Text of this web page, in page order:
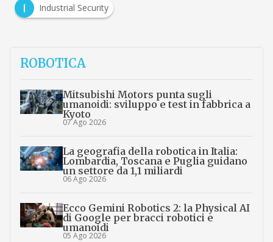
I
Industrial Security
ROBOTICA
Mitsubishi Motors punta sugli
umanoidi: sviluppo e test in fabbrica a
Kyoto
07 Ago 2026
La geografia della robotica in Italia:
Lombardia, Toscana e Puglia guidano
un settore da 1,1 miliardi
06 Ago 2026
Ecco Gemini Robotics 2: la Physical AI
di Google per bracci robotici e
umanoidi
05 Ago 2026